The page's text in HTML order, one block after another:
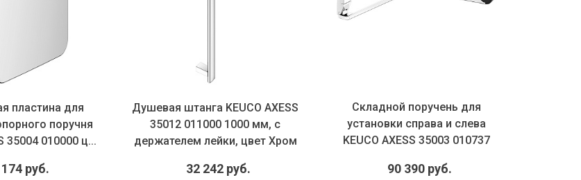
пластина для
поручня
35004 010000 ц...
руб.
Душевая штанга KEUCO AXESS
35012 011000 1000 мм, с
держателем лейки, цвет Хром
32 242 руб.
Складной поручень для
установки справа и слева
KEUCO AXESS 35003 010737
90 390 руб.